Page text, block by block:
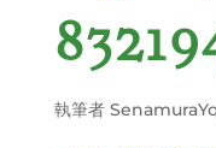
執筆者